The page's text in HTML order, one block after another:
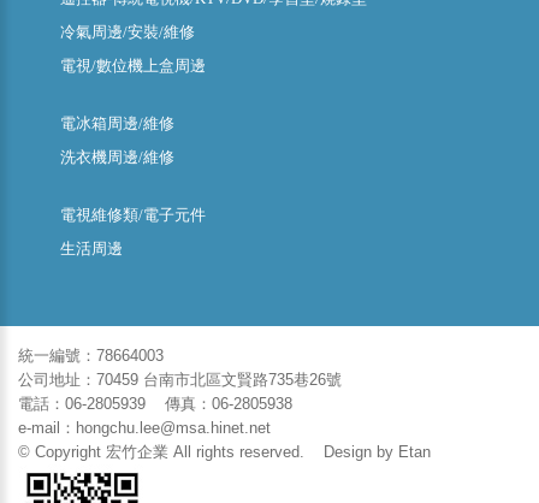
冷氣周邊/安裝/維修
電視/數位機上盒周邊
電冰箱周邊/維修
洗衣機周邊/維修
電視維修類/電子元件
生活周邊
統一編號：78664003
公司地址：70459 台南市北區文賢路735巷26號
電話：06-2805939 傳真：06-2805938
e-mail：hongchu.lee@msa.hinet.net
© Copyright 宏竹企業 All rights reserved. Design by Etan